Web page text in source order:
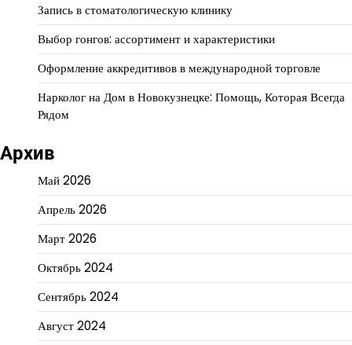
Запись в стоматологическую клинику
Выбор гонгов: ассортимент и характеристики
Оформление аккредитивов в международной торговле
Нарколог на Дом в Новокузнецке: Помощь, Которая Всегда
Рядом
Архив
Май 2026
Апрель 2026
Март 2026
Октябрь 2024
Сентябрь 2024
Август 2024